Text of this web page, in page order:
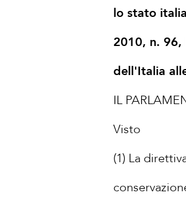
lo stato
2010, n.
dell'Italia
IL
Visto
(1) La